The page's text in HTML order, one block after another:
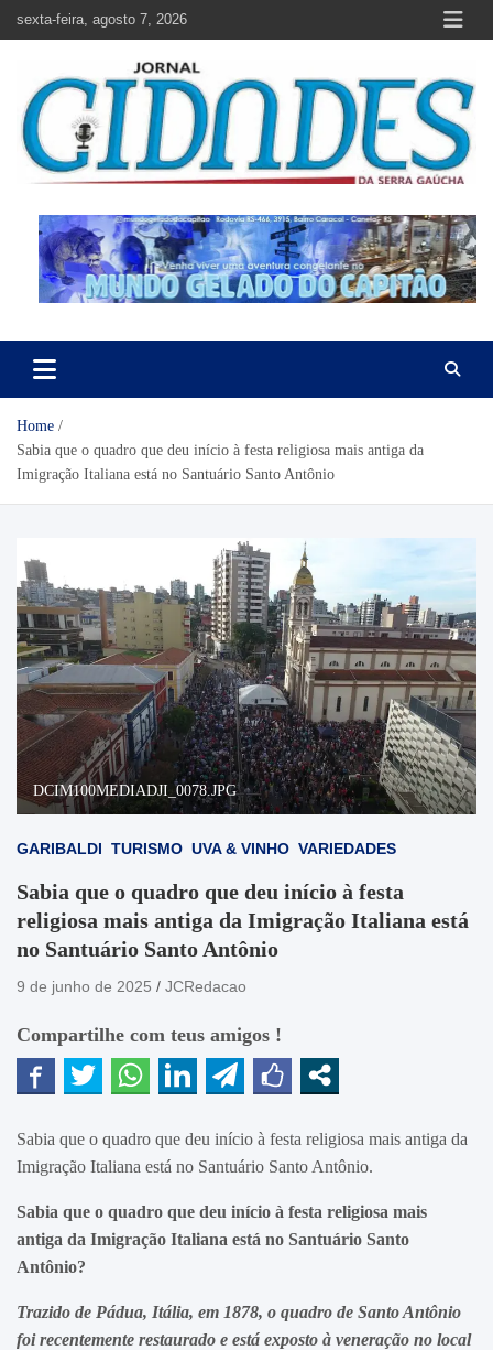
sexta-feira, agosto 7, 2026
Jornal Cidades da Serra Gaúcha
Home
Sabia que o quadro que deu início à festa religiosa mais antiga da
Imigração Italiana está no Santuário Santo Antônio
DCIM100MEDIADJI_0078.JPG
GARIBALDI TURISMO UVA & VINHO VARIEDADES
Sabia que o quadro que deu início à festa
religiosa mais antiga da Imigração Italiana está
no Santuário Santo Antônio
9 de junho de 2025 JCRedacao
Compartilhe com teus amigos !
Sabia que o quadro que deu início à festa religiosa mais antiga da
Imigração Italiana está no Santuário Santo Antônio.
Sabia que o quadro que deu início à festa religiosa mais
antiga da Imigração Italiana está no Santuário Santo
Antônio?
Trazido de Pádua, Itália, em 1878, o quadro de Santo Antônio
foi recentemente restaurado e está exposto à veneração no local